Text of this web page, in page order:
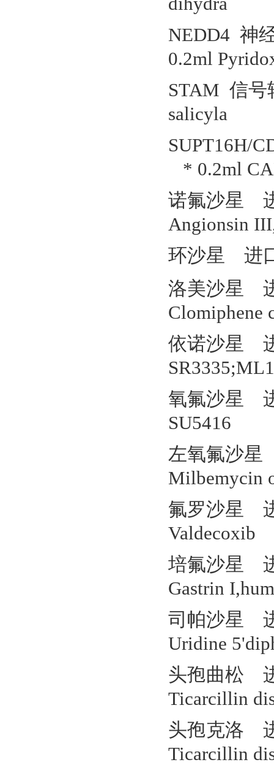
NEDD4 神
0.2ml
STAM 信
salicyla
SUPT16H/
* 0.2ml
诺氟沙星
Angionsin
环沙星 进
洛美沙星
Clomiphene
依诺沙星
氧氟沙星
SU5416
左氧氟沙
Milbemycin
氟罗沙星
Valdecoxib
培氟沙星
Gastrin
司帕沙星
Uridine
头孢曲松
Ticarcillin
头孢克洛
Ticarcillin